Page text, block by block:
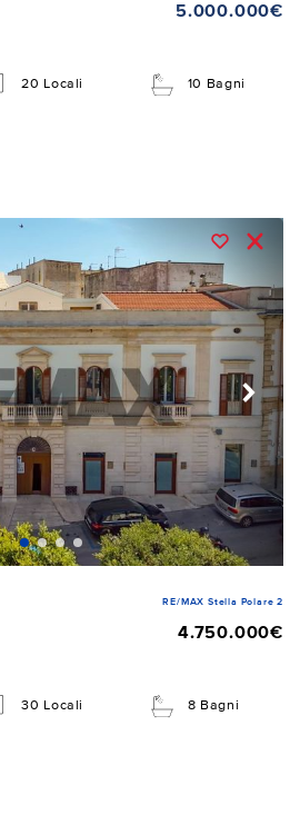
5.000.000€
20 Locali 10 Bagni
RE/MAX Stella Polare 2
4.750.000€
30 Locali 8 Bagni